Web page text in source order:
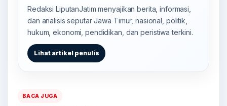
Redaksi LiputanJatim menyajikan berita, informasi,
dan analisis seputar Jawa Timur, nasional, politik,
hukum, ekonomi, pendidikan, dan peristiwa terkini.
Lihat artikel penulis
BACA JUGA